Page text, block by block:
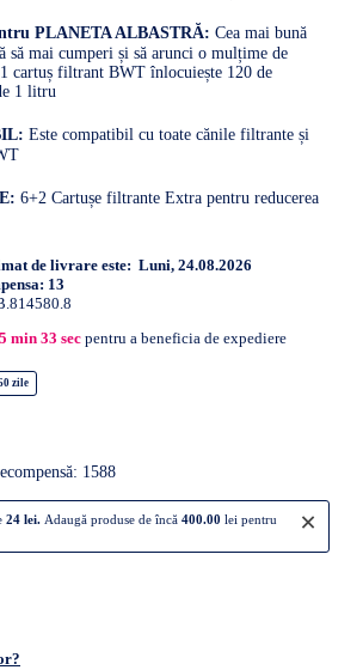
PLANETA ALBASTRĂ: Cea mai bună
să mai cumperi și să arunci o mulțime de
cartuș filtrant BWT înlocuiește 120 de
1 litru
Este compatibil cu toate cănile filtrante și
6+2 Cartușe filtrante Extra pentru reducerea
de livrare este: Luni, 24.08.2026
13
min 32 sec pentru a beneficia de expediere
zile
1588
×
24 lei. Adaugă produse de încă 400.00 lei pentru